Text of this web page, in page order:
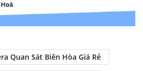
Quan Sát Biên Hòa Giá Rẻ